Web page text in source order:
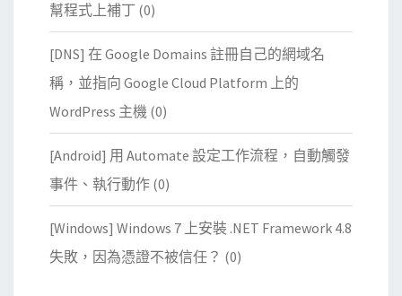
幫程式上補丁 (0)
[DNS] 在 Google Domains 註冊自己的網域名
稱，並指向 Google Cloud Platform 上的
WordPress 主機 (0)
[Android] 用 Automate 設定工作流程，自動觸發
事件、執行動作 (0)
[Windows] Windows 7 上安裝 .NET Framework 4.8
失敗，因為憑證不被信任？ (0)